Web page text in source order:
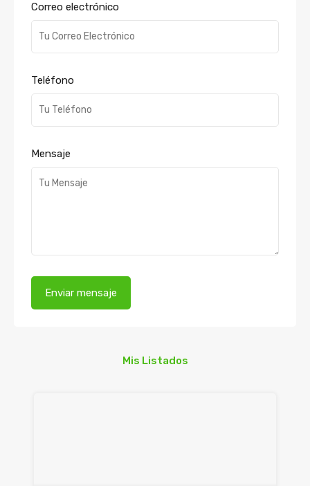
Correo electrónico
Teléfono
Mensaje
Mis Listados